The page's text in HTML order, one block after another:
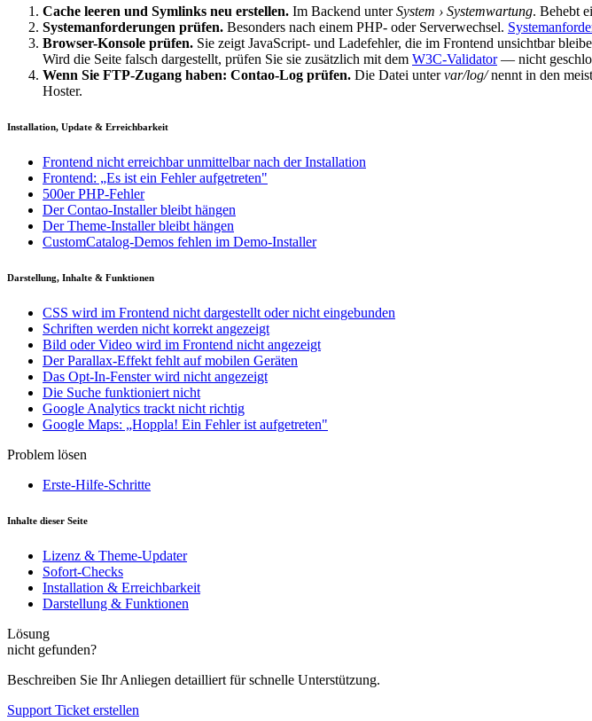
Cache leeren und Symlinks neu erstellen. Im Backend unterSystem › Systemwartung. Behebt
Systemanforderungen prüfen. Besonders nach einem PHP- oder Serverwechsel.
Browser-Konsole prüfen. Sie zeigt JavaScript- und Ladefehler, die im Frontend unsichtbar
Wird die Seite falsch dargestellt, prüfen Sie sie zusätzlich mit dem W3C-Validator— nicht
Wenn Sie FTP-Zugang haben: Contao-Log prüfen. Die Datei untervar/log/nennt in den
Hoster.
Installation, Update & Erreichbarkeit
Frontend nicht erreichbar unmittelbar nach der Installation
Frontend: „Es ist ein Fehler aufgetreten"
500er PHP-Fehler
Der Contao-Installer bleibt hängen
Der Theme-Installer bleibt hängen
CustomCatalog-Demos fehlen im Demo-Installer
Darstellung, Inhalte & Funktionen
CSS wird im Frontend nicht dargestellt oder nicht eingebunden
Schriften werden nicht korrekt angezeigt
Bild oder Video wird im Frontend nicht angezeigt
Der Parallax-Effekt fehlt auf mobilen Geräten
Das Opt-In-Fenster wird nicht angezeigt
Die Suche funktioniert nicht
Google Analytics trackt nicht richtig
Google Maps: „Hoppla! Ein Fehler ist aufgetreten"
Problem lösen
Erste-Hilfe-Schritte
Inhalte dieser Seite
Lizenz & Theme-Updater
Sofort-Checks
Installation & Erreichbarkeit
Darstellung & Funktionen
Lösung
nicht gefunden?
Beschreiben Sie Ihr Anliegen detailliert für schnelle Unterstützung.
Support Ticket erstellen